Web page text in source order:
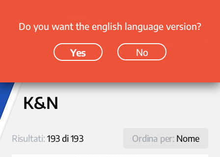
K&N
Ordina per: Nome
Risultati:193 di 193
Do you want the english language version?
Yes No